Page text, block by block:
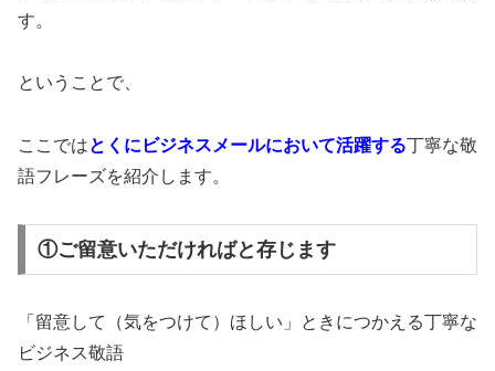
す。
ということで、
ここではとくにビジネスメールにおいて活躍する丁寧な敬
語フレーズを紹介します。
①ご留意いただければと存じます
「留意して（気をつけて）ほしい」ときにつかえる丁寧な
ビジネス敬語